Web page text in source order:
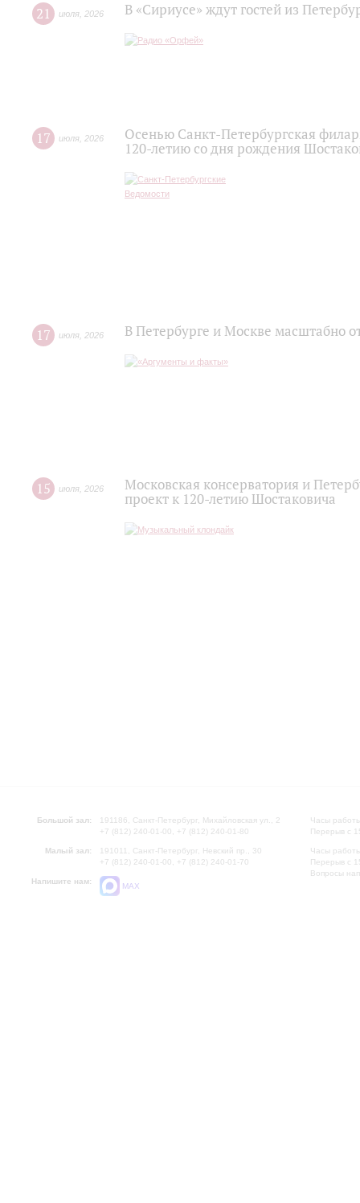
21 июля 2026 В «Сириусе» ждут гостей из
17 июля 2026
Осенью Санкт-Петербургская
120‑летию со дня рождения
17 июля 2026 В Петербурге и Москве масштабно
15 июля 2026
Московская консерватория и
проект к 120-летию Шостаковича
Большой зал:
191186, Санкт-Петербург, Михайловская ул., 2
+7 (812) 240-01-00, +7 (812) 240-01-80
Малый зал:
191011, Санкт-Петербург, Невский пр., 30
+7 (812) 240-01-00, +7 (812) 240-01-70
Напишите нам:
MAX
Часы
Перерыв с
Часы
Перерыв с
Вопросы